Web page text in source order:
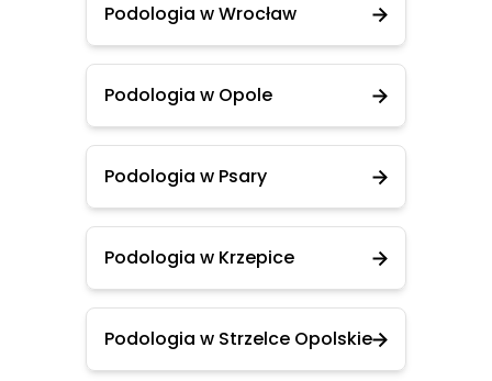
Podologia w Wrocław
Podologia w Opole
Podologia w Psary
Podologia w Krzepice
Podologia w Strzelce Opolskie